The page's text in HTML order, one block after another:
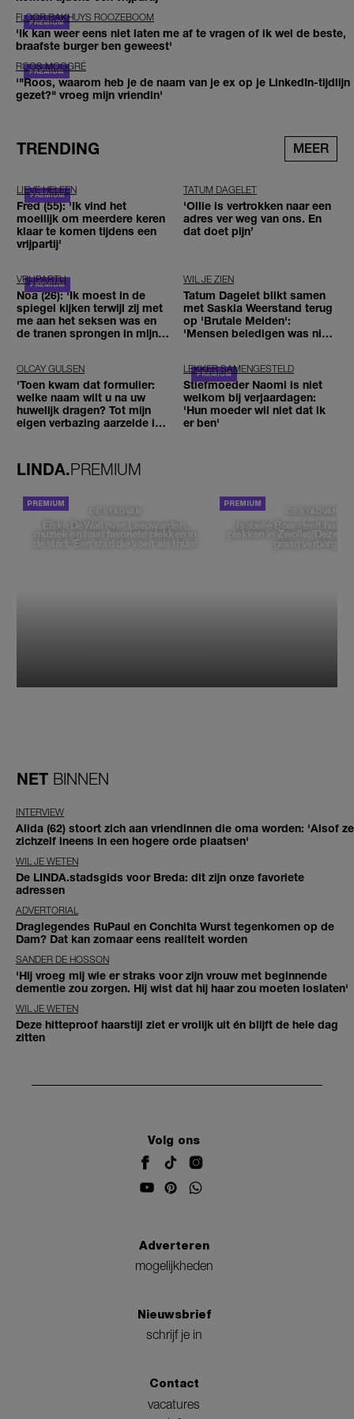
FLOOR BAKHUYS ROOZEBOOM
'Ik kan weer eens niet laten me af te vragen of ik wel de beste,
braafste burger ben geweest'
ROOS MOGGRÉ
'"Roos, waarom heb je de naam van je ex op je LinkedIn-tijdlijn
gezet?" vroeg mijn vriendin'
TRENDING MEER
LIEVE HELEEN
Fred (55): 'Ik vind het
moeilijk om meerdere keren
klaar te komen tijdens een
vrijpartij'
TATUM DAGELET
'Ollie is vertrokken naar een
adres ver weg van ons. En
dat doet pijn’
VRIJPARTIJ
Noa (26): 'Ik moest in de
spiegel kijken terwijl zij met
me aan het seksen was en
de tranen sprongen in mijn
WIL JE ZIEN
Tatum Dagelet blikt samen
met Saskia Weerstand terug
op 'Brutale Meiden':
'Mensen beledigen was niet
OLCAY GULSEN
'Toen kwam dat formulier:
welke naam wilt u na uw
huwelijk dragen? Tot mijn
eigen verbazing aarzelde ik
LEKKER SAMENGESTELD
Stiefmoeder Naomi is niet
welkom bij verjaardagen:
'Hun moeder wil niet dat ik
er ben'
LINDA.PREMIUM
DE STAD VAN
Elske DeWall over Leeuwarden,
muziek en haar favoriete plekken in
de stad: 'Een stad die voelt als thuis'
DE STAD VAN
Isabelle Boer deelt haar
plekken in Zwolle: 'Deze
graag verborgen'
NET BINNEN
INTERVIEW
Alida (62) stoort zich aan vriendinnen die oma worden: 'Alsof ze
zichzelf ineens in een hogere orde plaatsen'
WIL JE WETEN
De LINDA.stadsgids voor Breda: dit zijn onze favoriete
adressen
ADVERTORIAL
Draglegendes RuPaul en Conchita Wurst tegenkomen op de
Dam? Dat kan zomaar eens realiteit worden
SANDER DE HOSSON
'Hij vroeg mij wie er straks voor zijn vrouw met beginnende
dementie zou zorgen. Hij wist dat hij haar zou moeten loslaten'
WIL JE WETEN
Deze hitteproof haarstijl ziet er vrolijk uit én blijft de hele dag
zitten
Volg ons
Adverteren
mogelijkheden
Nieuwsbrief
schrijf je in
Contact
vacatures